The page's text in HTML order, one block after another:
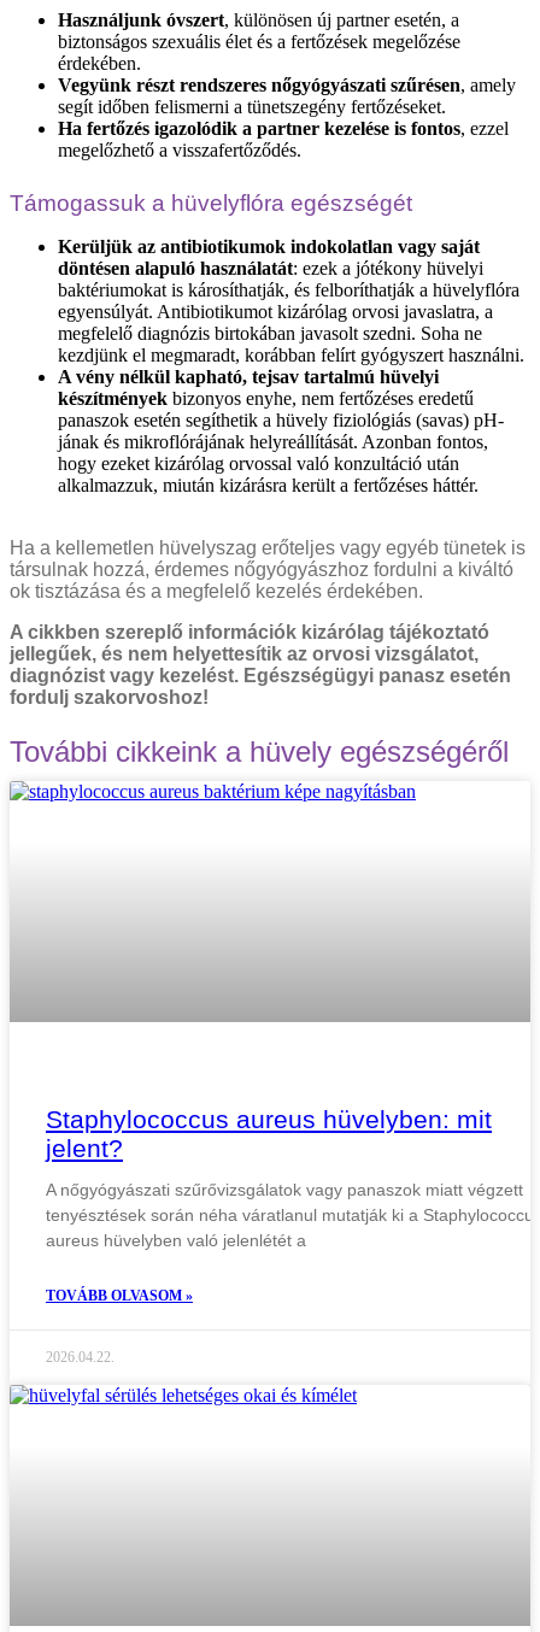
Használjunk óvszert, különösen új partner esetén, a
biztonságos szexuális élet és a fertőzések megelőzése
érdekében.
Vegyünk részt rendszeres nőgyógyászati szűrésen, amely
segít időben felismerni a tünetszegény fertőzéseket.
Ha fertőzés igazolódik a partner kezelése is fontos, ezzel
megelőzhető a visszafertőződés.
Támogassuk a hüvelyflóra egészségét
Kerüljük az antibiotikumok indokolatlan vagy saját
döntésen alapuló használatát: ezek a jótékony hüvelyi
baktériumokat is károsíthatják, és felboríthatják a hüvelyflóra
egyensúlyát. Antibiotikumot kizárólag orvosi javaslatra, a
megfelelő diagnózis birtokában javasolt szedni. Soha ne
kezdjünk el megmaradt, korábban felírt gyógyszert használni.
A vény nélkül kapható, tejsav tartalmú hüvelyi
készítmények bizonyos enyhe, nem fertőzéses eredetű
panaszok esetén segíthetik a hüvely fiziológiás (savas) pH-
jának és mikroflórájának helyreállítását. Azonban fontos,
hogy ezeket kizárólag orvossal való konzultáció után
alkalmazzuk, miután kizárásra került a fertőzéses háttér.
Ha a kellemetlen hüvelyszag erőteljes vagy egyéb tünetek is
társulnak hozzá, érdemes nőgyógyászhoz fordulni a kiváltó
ok tisztázása és a megfelelő kezelés érdekében.
A cikkben szereplő információk kizárólag tájékoztató
jellegűek, és nem helyettesítik az orvosi vizsgálatot,
diagnózist vagy kezelést. Egészségügyi panasz esetén
fordulj szakorvoshoz!
További cikkeink a hüvely egészségéről
Staphylococcus aureus hüvelyben: mit
jelent?
A nőgyógyászati szűrővizsgálatok vagy panaszok miatt végzett
tenyésztések során néha váratlanul mutatják ki a
aureus hüvelyben való jelenlétét a
TOVÁBB OLVASOM »
2026.04.22.